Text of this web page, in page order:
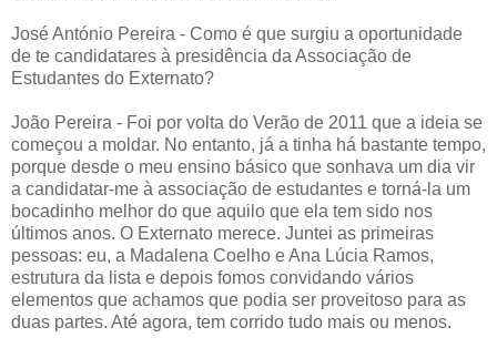
José António Pereira - Como é que surgiu a oportunidade
de te candidatares à presidência da Associação de
Estudantes do Externato?
João Pereira - Foi por volta do Verão de 2011 que a ideia se
começou a moldar. No entanto, já a tinha há bastante tempo,
porque desde o meu ensino básico que sonhava um dia vir
a candidatar-me à associação de estudantes e torná-la um
bocadinho melhor do que aquilo que ela tem sido nos
últimos anos. O Externato merece. Juntei as primeiras
pessoas: eu, a Madalena Coelho e Ana Lúcia Ramos,
estrutura da lista e depois fomos convidando vários
elementos que achamos que podia ser proveitoso para as
duas partes. Até agora, tem corrido tudo mais ou menos.